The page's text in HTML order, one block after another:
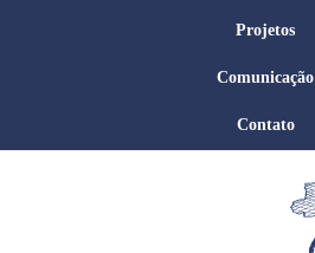
Projetos
Comunicação
Contato